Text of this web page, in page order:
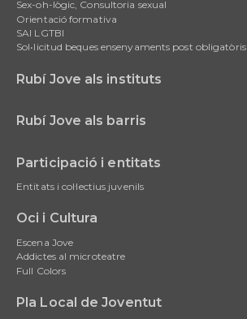
Sex-oh-lògic, Consultoria sexual
Orientació formativa
SAI LGTBI
Sol•licitud beques ensenyaments post obligatòris
Rubí Jove als instituts
Rubí Jove als barris
Participació i entitats
Entitats i col·lectius juvenils
Oci i Cultura
Escena Jove
Addictes al microteatre
Full Colors
Pla Local de Joventut